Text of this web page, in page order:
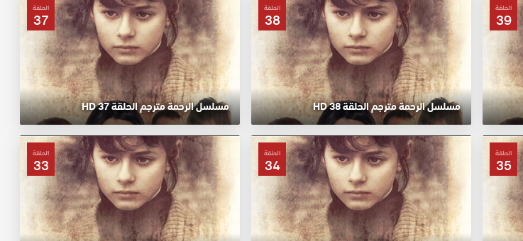
الحلقة
39
الحلقة
38
مسلسل الرحمة مترجم الحلقة 38 HD
الحلقة
37
مسلسل الرحمة مترجم الحلقة 37 HD
الحلقة
35
الحلقة
34
الحلقة
33